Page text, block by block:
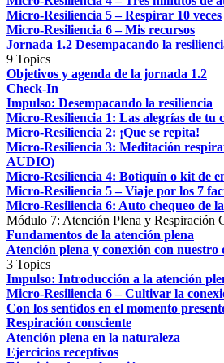
Micro-Resiliencia 5 – Respirar 10 veces
Micro-Resiliencia 6 – Mis recursos
Jornada 1.2 Desempacando la
9 Topics
Objetivos y agenda de la jornada 1.2
Check-In
Impulso: Desempacando la resiliencia
Micro-Resiliencia 1: Las alegrías de tu
Micro-Resiliencia 2: ¡Que se repita!
Micro-Resiliencia 3: Meditación
AUDIO)
Micro-Resiliencia 4: Botiquín o kit de
Micro-Resiliencia 5 – Viaje por los 7
Micro-Resiliencia 6: Auto chequeo de
Módulo 7: Atención Plena y Respiración
Fundamentos de la atención plena
Atención plena y conexión con nuestro
3 Topics
Impulso: Introducción a la atención
Micro-Resiliencia 6 – Cultivar la
Con los sentidos en el momento
Respiración consciente
Atención plena en la naturaleza
Ejercicios receptivos